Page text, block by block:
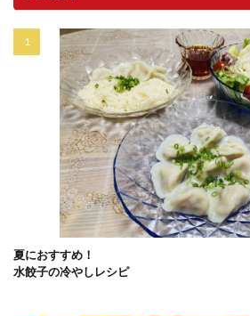
夏におすすめ！
水餃子の冷やしレシピ